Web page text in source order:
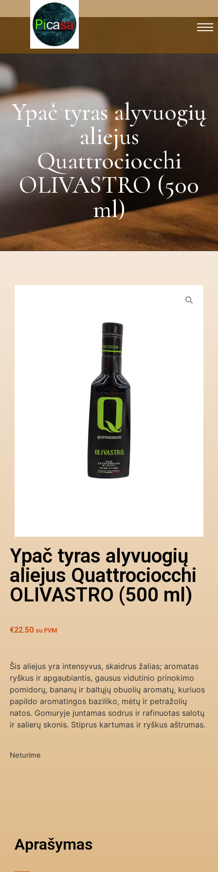
Ypač tyras alyvuogių
aliejus
Quattrociocchi
OLIVASTRO (500
ml)
Ypač tyras alyvuogių
aliejus Quattrociocchi
OLIVASTRO (500 ml)
€22.50 su PVM
Šis aliejus yra intensyvus, skaidrus žalias; aromatas
ryškus ir apgaubiantis, gausus vidutinio prinokimo
pomidorų, bananų ir baltųjų obuolių aromatų, kuriuos
papildo aromatingos baziliko, mėtų ir petražolių
natos. Gomuryje juntamas sodrus ir rafinuotas salotų
ir salierų skonis. Stiprus kartumas ir ryškus aštrumas.
Neturime
Aprašymas